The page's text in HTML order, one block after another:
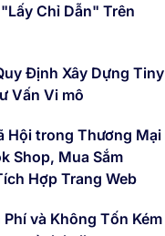
Chỉ Dẫn" Trên
Định Xây Dựng Tiny
Vấn Vi mô
Hội trong Thương Mại
Shop, Mua Sắm
Hợp Trang Web
và Không Tốn Kém